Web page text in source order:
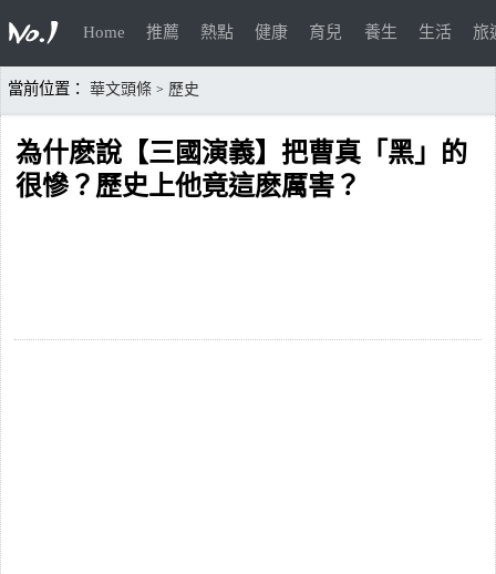
Home 推薦 熱點 健康 育兒 養生 生活 旅
當前位置： 華文頭條 > 歷史
為什麽說【三國演義】把曹真「黑」的
很慘？歷史上他竟這麽厲害？